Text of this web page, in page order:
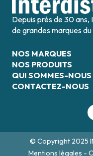
Depuis près de 30
de grandes marques
NOS MARQUES
NOS PRODUITS
QUI SOMMES-NOUS
CONTACTEZ-NOUS
© Copyright 2025
Mentions légales -